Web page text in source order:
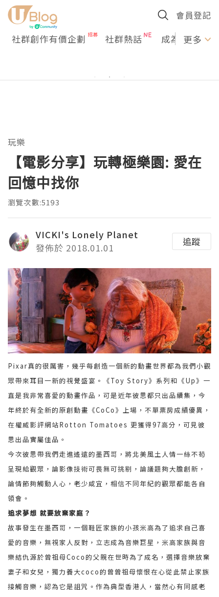
會員登記
社群創作有價企劃 社群熱話 成為U更多
玩樂
【電影分享】玩轉極樂園: 愛在
回憶中找你
瀏覽次數:5193
VICKI's Lonely Planet
發佈於 2018.01.01
追蹤
Pixar真的很厲害，幾乎每創造一個新的動畫世界都為我們小觀
眾帶來耳目一新的視覺盛宴。《Toy Story》系列和《Up》一
直是我非常喜愛的動畫作品，可是近年彼思都只出品續集，今
年終於有全新的原創動畫《CoCo》上場，不單票房成績優異，
在權威影評網站Rotton Tomatoes 更獲得97高分，可見彼
思出品實屬佳品。
今次彼思帶我們走進遙遠的墨西哥，將北美風土人情一絲不苟
呈現給觀眾，論影像技術可畏無可挑剔，論議題夠大膽創新，
論情節夠觸動人心，老少咸宜，相信不同年紀的觀眾都能各自
領會。
追求夢想 就要放棄家庭？
故事發生在墨西哥，一個鞋匠家族的小孩米高為了追求自己喜
愛的音樂，無視家人反對，立志成為音樂巨星，米高家族與音
樂結仇源於曾祖母Coco的父親在世時為了成名，選擇音樂放棄
妻子和女兒，獨力養大coco的曾曾祖母懷恨在心從此禁止家族
接觸音樂，認為它是詛咒。作為典型香港人，當然心有同感老